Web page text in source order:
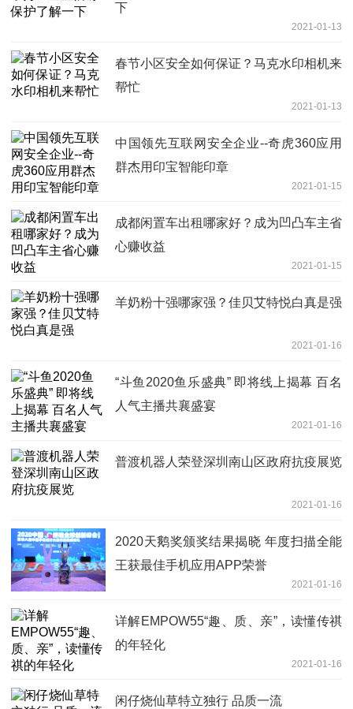
下
2021-01-13
春节小区安全如何保证？马克水印相机来
帮忙
2021-01-13
中国领先互联网安全企业--奇虎360应用
群杰用印宝智能印章
2021-01-15
成都闲置车出租哪家好？成为凹凸车主省
心赚收益
2021-01-15
羊奶粉十强哪家强？佳贝艾特悦白真是强
2021-01-16
“斗鱼2020鱼乐盛典” 即将线上揭幕 百名
人气主播共襄盛宴
2021-01-16
普渡机器人荣登深圳南山区政府抗疫展览
2021-01-16
2020天鹅奖颁奖结果揭晓 年度扫描全能
王获最佳手机应用APP荣誉
2021-01-16
详解EMPOW55“趣、质、亲”，读懂传祺
的年轻化
2021-01-16
闲仔烧仙草特立独行 品质一流